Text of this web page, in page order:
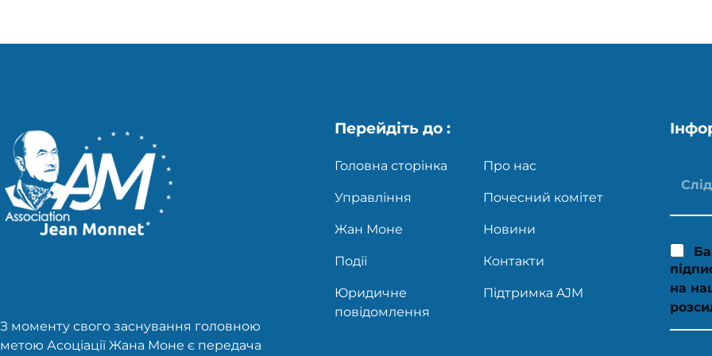
З моменту свого заснування головною
метою Асоціації Жана Моне є передача
Перейдіть до :
Головна сторінка Про нас
Управління Почесний комітет
Жан Моне Новини
Події Контакти
Юридичне
повідомлення
Підтримка AJM
на